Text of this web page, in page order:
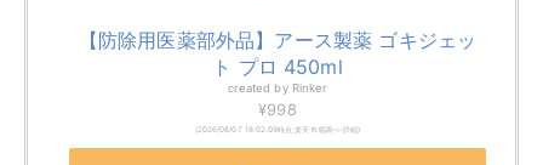
【防除用医薬部外品】アース製薬 ゴキジェッ
ト プロ 450ml
created by Rinker
¥998
(2026/08/07 18:02:09時点 楽天市場調べ- 詳細)